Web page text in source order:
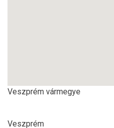
Veszprém vármegye
Veszprém